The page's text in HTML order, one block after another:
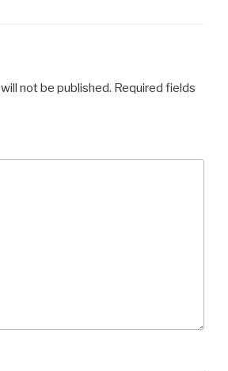
not be published. Required fields